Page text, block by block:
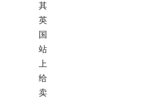
其
英
国
站
上
给
卖